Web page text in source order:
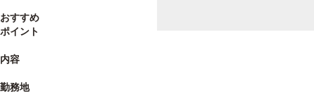
おすすめ
ポイント
内容
勤務地